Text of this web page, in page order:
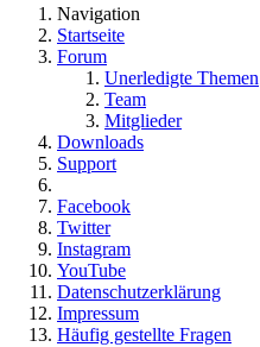
Navigation
Startseite
Forum
Unerledigte Themen
Team
Mitglieder
Downloads
Support
Facebook
Twitter
Instagram
YouTube
Datenschutzerklärung
Impressum
Häufig gestellte Fragen